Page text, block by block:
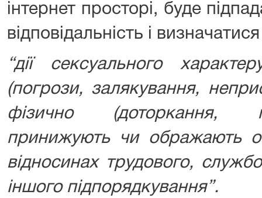
інтернет просторі, буде
відповідальність і
“дії сексуального
(погрози, залякування,
фізично (доторкання,
принижують чи ображають
відносинах трудового,
іншого підпорядкування”.